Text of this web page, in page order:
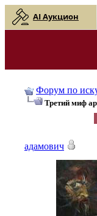
AI Аукцион
Форум по
Третий миф
адамович